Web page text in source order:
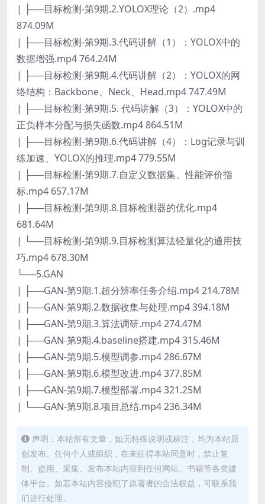
| ├──目标检测-第9期.2.YOLOX理论（2）.mp4
874.09M
| ├──目标检测-第9期.3.代码讲解（1）：YOLOX中的
数据增强.mp4 764.24M
| ├──目标检测-第9期.4.代码讲解（2）：YOLOX的网
络结构：Backbone、Neck、Head.mp4 747.49M
| ├──目标检测-第9期.5. 代码讲解（3）：YOLOX中的
正负样本分配与损失函数.mp4 864.51M
| ├──目标检测-第9期.6.代码讲解（4）：Log记录与训
练加速、YOLOX的推理.mp4 779.55M
| ├──目标检测-第9期.7.自定义数据集、性能评价指
标.mp4 657.17M
| ├──目标检测-第9期.8.目标检测器的优化.mp4
681.64M
| └──目标检测-第9期.9.目标检测算法轻量化的通用技
巧.mp4 678.30M
└──5.GAN
| ├──GAN-第9期.1.超分辨率任务介绍.mp4 214.78M
| ├──GAN-第9期.2.数据收集与处理.mp4 394.18M
| ├──GAN-第9期.3.算法调研.mp4 274.47M
| ├──GAN-第9期.4.baseline搭建.mp4 315.46M
| ├──GAN-第9期.5.模型调参.mp4 286.67M
| ├──GAN-第9期.6.模型改进.mp4 377.85M
| ├──GAN-第9期.7.模型部署.mp4 321.25M
| └──GAN-第9期.8.项目总结.mp4 236.34M
声明：本站所有文章，如无特殊说明或标注，均为本站原
创发布。任何个人或组织，在未征得本站同意时，禁止复
制、盗用、采集、发布本站内容到任何网站、书籍等各类媒
体平台。如若本站内容侵犯了原著者的合法权益，可联系我
们进行处理。